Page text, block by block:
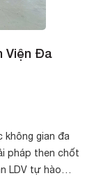
Viện Đa
không gian đa
pháp then chốt
LDV tự hào